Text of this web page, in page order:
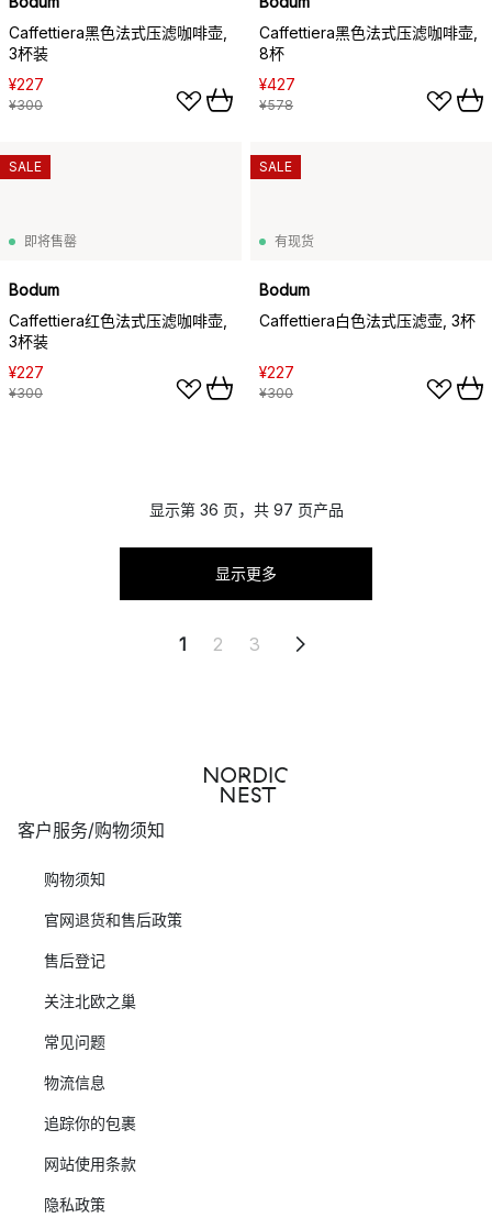
Caffettiera黑色法式压滤咖啡壶,
3杯装
¥227
¥300
Caffettiera黑色法式压滤咖啡壶,
8杯
¥427
¥578
即将售罄
Bodum
Caffettiera红色法式压滤咖啡壶,
3杯装
¥227
¥300
SALE
有现货
Bodum
Caffettiera白色法式压滤壶, 3杯
¥227
¥300
SALE
显示第 36 页，共 97 页产品
显示更多
1 2 3
客户服务/购物须知
购物须知
官网退货和售后政策
售后登记
关注北欧之巢
常见问题
物流信息
追踪你的包裹
网站使用条款
隐私政策